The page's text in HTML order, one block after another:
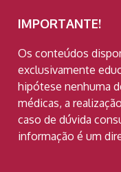
IMPORTANTE!
Os conteúdos
exclusivamente
hipótese nenhuma
médicas, a
caso de dúvida
informação é um